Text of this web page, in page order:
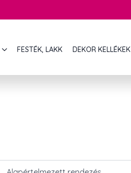
FESTÉK, LAKK DEKOR KELLÉKEK